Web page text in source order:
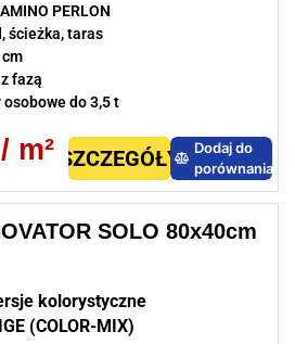
PERLON
ścieżka, taras
cm
z fazą
do 3,5 t
/ m² SZCZEGÓŁY
Dodaj do
porównania
SOLO 80x40cm
kolorystyczne
(COLOR-MIX)